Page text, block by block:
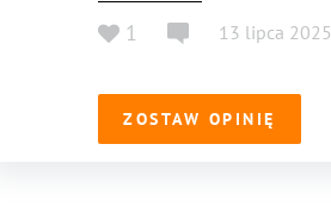
1 13 lipca 2025
ZOSTAW OPINIĘ